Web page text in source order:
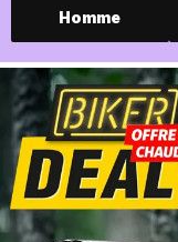
Homme